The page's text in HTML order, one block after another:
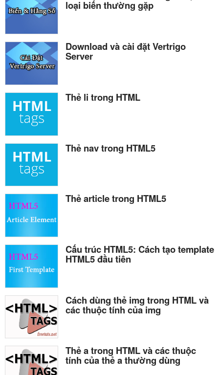
loại biến thường gặp
Download và cài đặt Vertrigo
Server
Thẻ li trong HTML
Thẻ nav trong HTML5
Thẻ article trong HTML5
Cấu trúc HTML5: Cách tạo template
HTML5 đầu tiên
Cách dùng thẻ img trong HTML và
các thuộc tính của img
Thẻ a trong HTML và các thuộc
tính của thẻ a thường dùng